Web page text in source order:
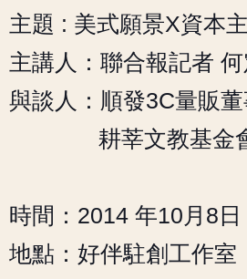
主題 : 美式願景X資本
主講人：聯合報記者 何
與談人：順發3C量販
耕莘文教基金會
時間：2014 年10月8
地點：好伴駐創工作室